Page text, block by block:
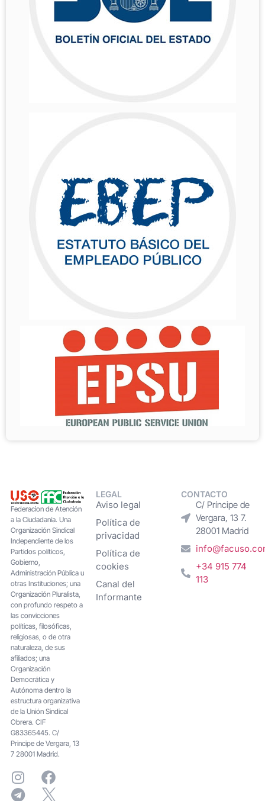
Federacion de Atención
a la Ciudadanía. Una
Organización Sindical
Independiente de los
Partidos políticos,
Gobierno,
Administración Pública u
otras Instituciones; una
Organización Pluralista,
con profundo respeto a
las convicciones
políticas, filosóficas,
religiosas, o de otra
naturaleza, de sus
afiliados; una
Organización
Democrática y
Autónoma dentro la
estructura organizativa
de la Unión Sindical
Obrera. CIF
G83365445. C/
Principe de Vergara, 13
7 28001 Madrid.
LEGAL
Aviso legal
Política de
privacidad
Política de
cookies
Canal del
Informante
CONTACTO
C/ Príncipe de
Vergara, 13 7.
28001 Madrid
+34 915 774
113